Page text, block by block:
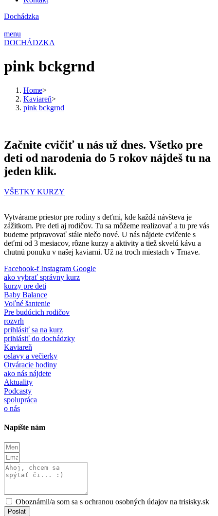
Dochádzka
menu
DOCHÁDZKA
pink bckgrnd
Home>
Kaviareň>
pink bckgrnd
Začnite cvičiť u nás už dnes. Všetko pre
deti od narodenia do 5 rokov nájdeš tu na
jeden klik.
VŠETKY KURZY
Vytvárame priestor pre rodiny s deťmi, kde každá návšteva je
zážitkom. Pre deti aj rodičov. Tu sa môžeme realizovať a tu pre vás
budeme pripravovať stále niečo nové. U nás nájdete cvičenie s
deťmi od 3 mesiacov, rôzne kurzy a aktivity a tiež skvelú kávu a
chutnú ponuku v našej kaviarni. Už na troch miestach v Trnave.
Facebook-f Instagram Google
ako vybrať správny kurz
kurzy pre deti
Baby Balance
Voľné šantenie
Pre budúcich rodičov
rozvrh
prihlásiť sa na kurz
prihlásiť do dochádzky
Kaviareň
oslavy a večierky
Otváracie hodiny
ako nás nájdete
Aktuality
Podcasty
spolupráca
o nás
Napíšte nám
Oboznámil/a som sa s ochranou osobných údajov na trisisky.sk
Poslať